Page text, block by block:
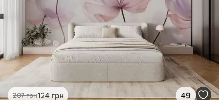
207грн124 грн 49